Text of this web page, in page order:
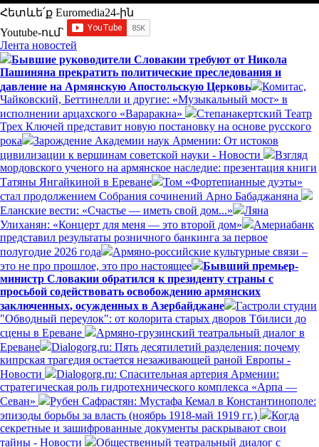
Հետևե՛ք Euromedia24-ին
Youtube-ում`
Лента новостей
Бывшие руководители Словакии требуют от Никола
Пашиняна прекратить политические преследования и
давление на Армянскую Апостольскую Церковь
Комитас,
Чайковский, Беттинелли и другие: «Музыкальный мост» в
исполнении арцахского «Вараракна»
Степанакертский Театр
Трех Ключей представит новую постановку на основе русского
рока
Зарождение Академии наук Армении: От истоков
цивилизации к вершинам советской науки - Новости
Взгляд
мордовского ученого на армянское наследие: презентация книги
Татяны Янгайкиной в Ереване
Том «Фортепианные дуэты»
стал продолжением Собрания сочинений Арно Бабаджаняна
Еланские вести: «Счастье — иметь свой дом...»
Ляна
Улиханян: «Концерт для меня — это второй дом»
Америабанк
представил результаты розничного банкинга за первое
полугодие 2026 года
Армяно-российские культурные связи –
это не про прошлое, это про настоящее
Бывший премьер-
министр Словакии обратился к президенту страны с
просьбой содействовать освобождению армянских
заключенных, осужденных в Азербайджане
Гастроли студии
"Обводный переулок": от колорита старых дворов Тбилиси до
сцены в Ереване
Армяно-грузинский театральный диалог в
Ереване
Dialogorg.ru: Пять десятилетий разделения: почему
кипрская трагедия остается незаживающей раной Европы -
Новости
Dialogorg.ru: Спасительная артерия Армении:
стратегическая роль гидротехнического комплекса «Арпа —
Севан»
Рубен Сафрастян: Мустафа Кемал в Константинополе:
эпизоды борьбы за власть (ноябрь 1918-май 1919 гг.)
Когда
секретные и зашифрованные документы раскрывают свои
тайны - Новости
Общественный театральный диалог с